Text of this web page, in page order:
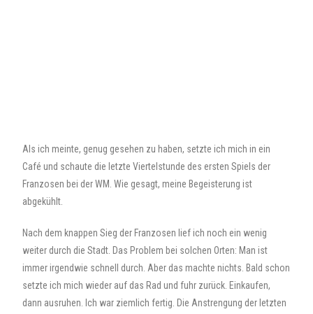
Als ich meinte, genug gesehen zu haben, setzte ich mich in ein
Café und schaute die letzte Viertelstunde des ersten Spiels der
Franzosen bei der WM. Wie gesagt, meine Begeisterung ist
abgekühlt.
Nach dem knappen Sieg der Franzosen lief ich noch ein wenig
weiter durch die Stadt. Das Problem bei solchen Orten: Man ist
immer irgendwie schnell durch. Aber das machte nichts. Bald schon
setzte ich mich wieder auf das Rad und fuhr zurück. Einkaufen,
dann ausruhen. Ich war ziemlich fertig. Die Anstrengung der letzten